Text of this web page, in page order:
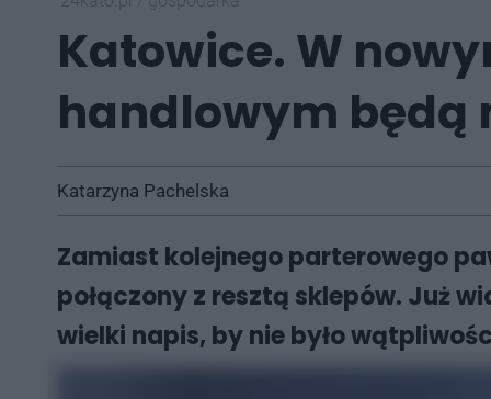
Katowice. W
handlowym będą
Katarzyna Pachelska
Zamiast kolejnego parterowego
połączony z resztą sklepów. Już
wielki napis, by nie było